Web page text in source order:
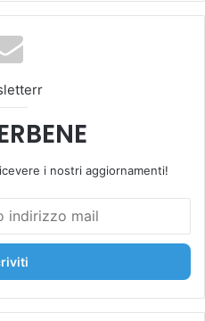
Tu
be
ra
k
i nostri aggiornamenti!